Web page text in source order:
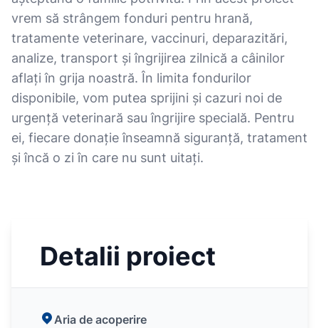
vrem să strângem fonduri pentru hrană,
tratamente veterinare, vaccinuri, deparazitări,
analize, transport și îngrijirea zilnică a câinilor
aflați în grija noastră. În limita fondurilor
disponibile, vom putea sprijini și cazuri noi de
urgență veterinară sau îngrijire specială. Pentru
ei, fiecare donație înseamnă siguranță, tratament
și încă o zi în care nu sunt uitați.
Detalii proiect
Aria de acoperire